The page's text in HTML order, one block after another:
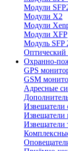
Модули
Модули X2
Модули
Модули XFP
Модуль SFP
Оптический
Охранно-
GPS
GSM
Адресные
Извещатели
Извещатели